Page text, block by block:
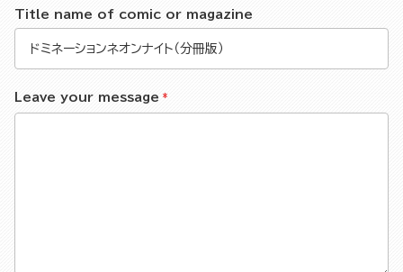
Title name of comic or magazine
Leave your message